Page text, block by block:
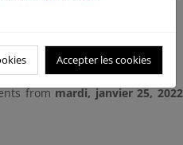
are/acceso.do
frommardi, janvier 25, 2022
Accepter les cookies